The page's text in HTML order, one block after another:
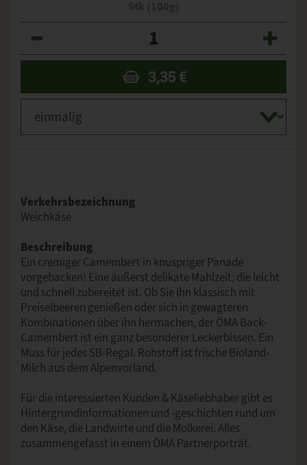
3,35 €
Verkehrsbezeichnung
Weichkäse
Beschreibung
Ein cremiger Camembert in knuspriger Panade
vorgebacken! Eine äußerst delikate Mahlzeit, die leicht
und schnell zubereitet ist. Ob Sie ihn klassisch mit
Preiselbeeren genießen oder sich in gewagteren
Kombinationen über ihn hermachen, der ÖMA Back-
Camembert ist ein ganz besonderer Leckerbissen. Ein
Muss für jedes SB-Regal. Rohstoff ist frische Bioland-
Milch aus dem Alpenvorland.
Für die interessierten Kunden & Käseliebhaber gibt es
Hintergrundinformationen und -geschichten rund um
den Käse, die Landwirte und die Molkerei. Alles
zusammengefasst in einem ÖMA Partnerporträt.